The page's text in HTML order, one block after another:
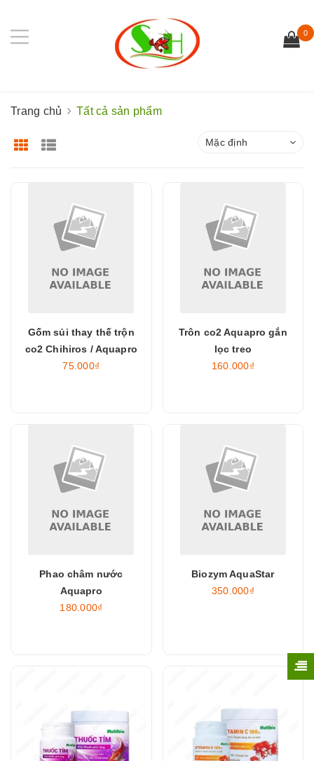
0
Trang chủ Tất cả sản phẩm
Mặc định
Gốm sủi thay thế trộn
co2 Chihiros / Aquapro
75.000₫
Trôn co2 Aquapro gắn
lọc treo
160.000₫
Phao châm nước
Aquapro
180.000₫
Biozym AquaStar
350.000₫